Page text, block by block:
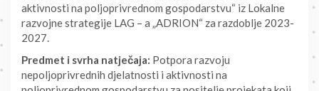
aktivnosti na poljoprivrednom gospodarstvu“ iz Lokalne
razvojne strategije LAG – a „ADRION“ za razdoblje 2023-
2027.
Predmet i svrha natječaja: Potpora razvoju
nepoljoprivrednih djelatnosti i aktivnosti na